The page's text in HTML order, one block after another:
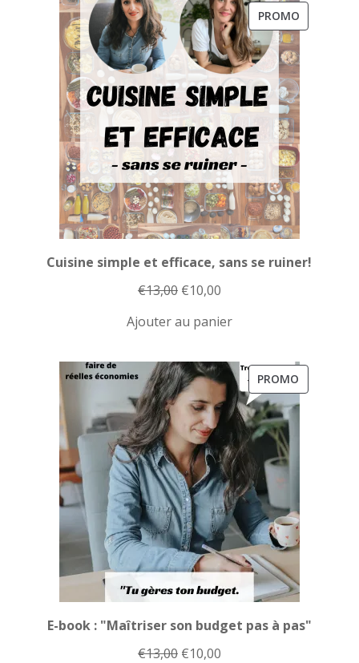
€23,00.€20,00.PROMOPRODUIT
Cuisine simple et efficace, sans se ruiner!
€13,00 Le
initial
€13,00.
€10,00Le
€10,00.
Ajouter au panier
PROMO
EN
E-book : "Maîtriser son budget pas à pas"
€13,00 Le
€10,00Le